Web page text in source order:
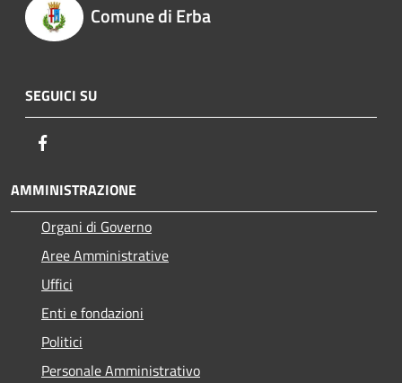
Comune di Erba
SEGUICI SU
AMMINISTRAZIONE
Organi di Governo
Aree Amministrative
Uffici
Enti e fondazioni
Politici
Personale Amministrativo